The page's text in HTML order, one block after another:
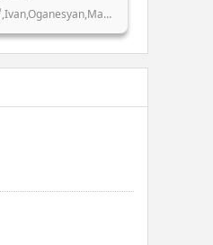
,Ivan,Oganesyan,Ma…